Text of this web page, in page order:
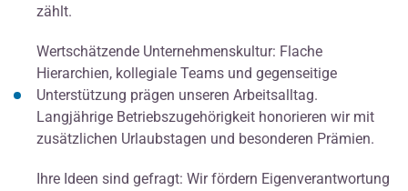
zählt.
Wertschätzende Unternehmenskultur: Flache
Hierarchien, kollegiale Teams und gegenseitige
Unterstützung prägen unseren Arbeitsalltag.
Langjährige Betriebszugehörigkeit honorieren wir mit
zusätzlichen Urlaubstagen und besonderen Prämien.
Ihre Ideen sind gefragt: Wir fördern Eigenverantwortung